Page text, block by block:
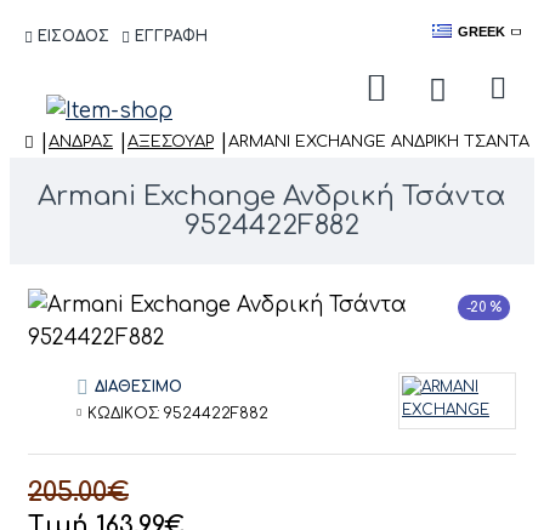
ΕΙΣΟΔΟΣ ΕΓΓΡΑΦΗ GREEK
ΑΝΔΡΑΣ ΑΞΕΣΟΥΆΡ ARMANI EXCHANGE ΑΝΔΡΙΚΉ ΤΣΆΝΤΑ
Armani Exchange Ανδρική Τσάντα
9524422F882
-20 %
205.00€
ΔΙΑΘΕΣΙΜΟ
ΚΩΔΙΚΟΣ: 9524422F882